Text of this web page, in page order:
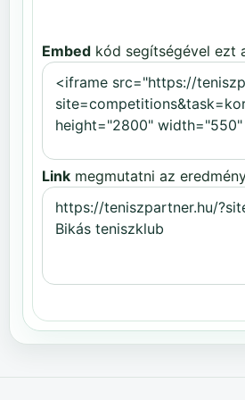
Embed kód segítségével ezt
Link megmutatni az